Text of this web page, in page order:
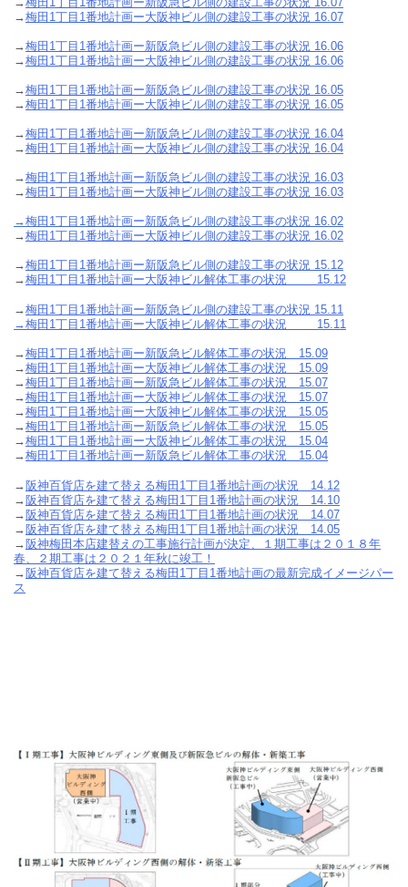
→梅田1丁目1番地計画ー大阪神ビル側の建設工事の状況 16.07
→梅田1丁目1番地計画ー新阪急ビル側の建設工事の状況 16.06
→梅田1丁目1番地計画ー大阪神ビル側の建設工事の状況 16.06
→梅田1丁目1番地計画ー新阪急ビル側の建設工事の状況 16.05
→梅田1丁目1番地計画ー大阪神ビル側の建設工事の状況 16.05
→梅田1丁目1番地計画ー新阪急ビル側の建設工事の状況 16.04
→梅田1丁目1番地計画ー大阪神ビル側の建設工事の状況 16.04
→梅田1丁目1番地計画ー新阪急ビル側の建設工事の状況 16.03
→梅田1丁目1番地計画ー大阪神ビル側の建設工事の状況 16.03
→梅田1丁目1番地計画ー新阪急ビル側の建設工事の状況 16.02
→梅田1丁目1番地計画ー大阪神ビル側の建設工事の状況 16.02
→梅田1丁目1番地計画ー新阪急ビル側の建設工事の状況 15.12
→梅田1丁目1番地計画ー大阪神ビル解体工事の状況 15.12
→梅田1丁目1番地計画ー新阪急ビル側の建設工事の状況 15.11
→梅田1丁目1番地計画ー大阪神ビル解体工事の状況 15.11
→梅田1丁目1番地計画ー新阪急ビル解体工事の状況 15.09
→梅田1丁目1番地計画ー大阪神ビル解体工事の状況 15.09
→梅田1丁目1番地計画ー新阪急ビル解体工事の状況 15.07
→梅田1丁目1番地計画ー大阪神ビル解体工事の状況 15.07
→梅田1丁目1番地計画ー大阪神ビル解体工事の状況 15.05
→梅田1丁目1番地計画ー新阪急ビル解体工事の状況 15.05
→梅田1丁目1番地計画ー大阪神ビル解体工事の状況 15.04
→梅田1丁目1番地計画ー新阪急ビル解体工事の状況 15.04
→ 阪神百貨店を建て替える梅田1丁目1番地計画の状況 14.12
→ 阪神百貨店を建て替える梅田1丁目1番地計画の状況 14.10
→ 阪神百貨店を建て替える梅田1丁目1番地計画の状況 14.07
→ 阪神百貨店を建て替える梅田1丁目1番地計画の状況 14.05
→ 阪神梅田本店建替えの工事施行計画が決定、１期工事は２０１８年
春、２期工事は２０２１年秋に竣工！
→ 阪神百貨店を建て替える梅田1丁目1番地計画の最新完成イメージパー
ス